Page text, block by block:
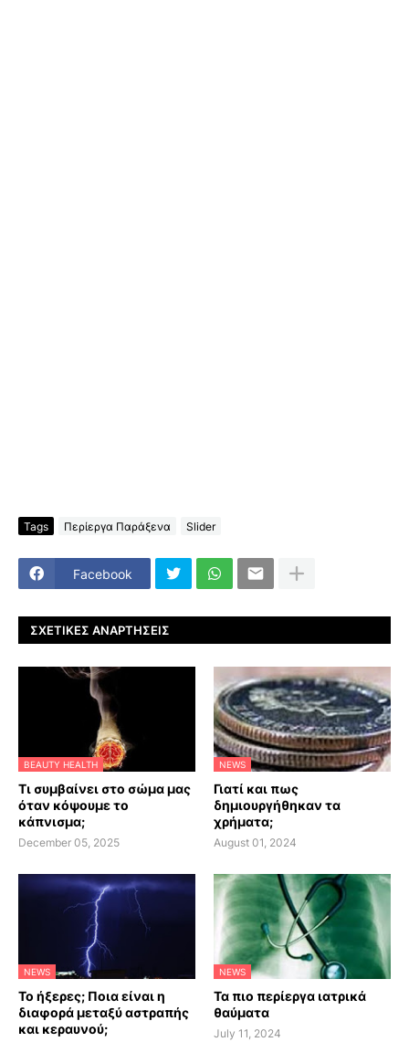
Tags Περίεργα Παράξενα Slider
Facebook
ΣΧΕΤΙΚΈΣ ΑΝΑΡΤΉΣΕΙΣ
BEAUTY HEALTH
Τι συμβαίνει στο σώμα μας
όταν κόψουμε το
κάπνισμα;
December 05, 2025
NEWS
Γιατί και πως
δημιουργήθηκαν τα
χρήματα;
August 01, 2024
NEWS
Το ήξερες; Ποια είναι η
διαφορά μεταξύ αστραπής
και κεραυνού;
NEWS
Τα πιο περίεργα ιατρικά
θαύματα
July 11, 2024